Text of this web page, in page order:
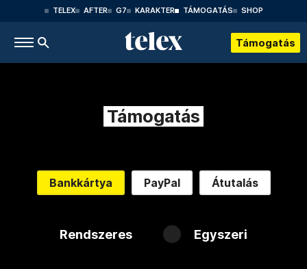
TELEX AFTER G7 KARAKTER TÁMOGATÁS SHOP
Támogatás
Támogatás
Bankkártya PayPal Átutalás
Rendszeres Egyszeri